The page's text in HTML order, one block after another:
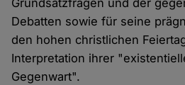
Grundsatzfragen und der
Debatten sowie für seine
den hohen christlichen
Interpretation ihrer
Gegenwart".